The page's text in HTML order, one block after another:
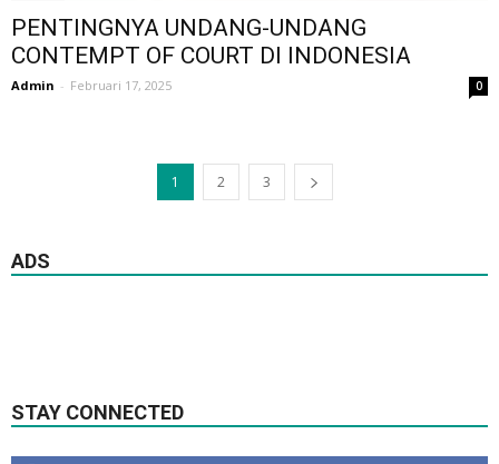
PENTINGNYA UNDANG-UNDANG
CONTEMPT OF COURT DI INDONESIA
Admin - Februari 17, 2025 0
1 2 3
ADS
STAY CONNECTED